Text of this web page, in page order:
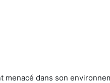
menacé dans son